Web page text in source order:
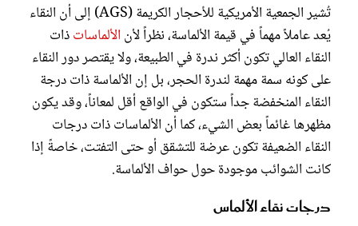
تُشير الجمعية الأمريكية للأحجار الكريمة (AGS) إلى أن النقاء
يُعد عاملاً مهماً في قيمة الألماسة، نظراً لأن الألماساتذات
النقاء العالي تكون أكثر ندرة في الطبيعة، ولا يقتصر دور النقاء
على كونه سمة مهمة لندرة الحجر، بل إن الألماسة ذات درجة
النقاء المنخفضة جداً ستكون في الواقع أقل لمعاناً، وقد يكون
مظهرها غائماً بعض الشيء، كما أن الألماسات ذات درجات
النقاء الضعيفة تكون عرضة للتشقق أو حتى التفتت، خاصةً إذا
كانت الشوائب موجودة حول حواف الألماسة.
درجات نقاء الألماس